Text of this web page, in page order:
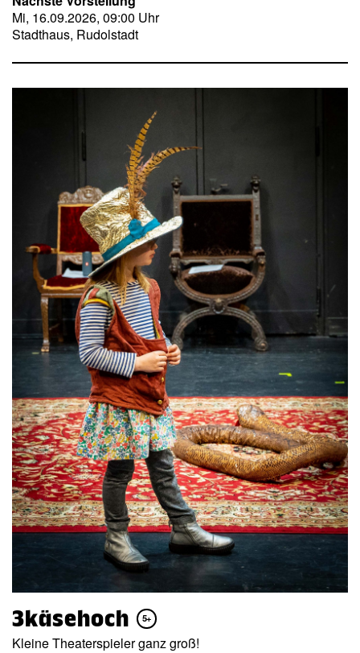
Mi, 16.09.2026, 09:00 Uhr
Stadthaus, Rudolstadt
3käsehoch 5+
Kleine Theaterspieler ganz groß!